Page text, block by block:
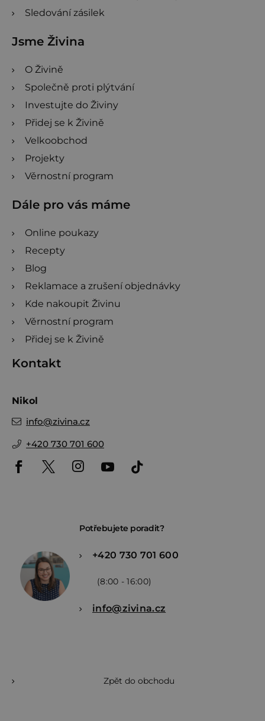
Sledování zásilek
Jsme Živina
O Živině
Společně proti plýtvání
Investujte do Živiny
Přidej se k Živině
Velkoobchod
Projekty
Věrnostní program
Dále pro vás máme
Online poukazy
Recepty
Blog
Reklamace a zrušení objednávky
Kde nakoupit Živinu
Věrnostní program
Přidej se k Živině
Kontakt
Nikol
info@zivina.cz
+420 730 701 600
Potřebujete poradit?
+420 730 701 600
(8:00 - 16:00)
info@zivina.cz
Zpět do obchodu